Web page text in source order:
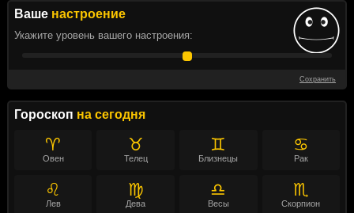
Ваше настроение
Укажите уровень вашего настроения:
Сохранить
Гороскоп на сегодня
♈
Овен
♉
Телец
♊
Близнецы
♋
Рак
♌
Лев
♍
Дева
♎
Весы
♏
Скорпион